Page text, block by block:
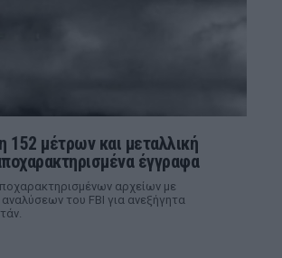
152 μέτρων και μεταλλική
έγγραφα
αρχείων με
του FBI για ανεξήγητα